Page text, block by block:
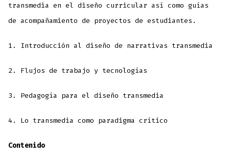
transmedia en el diseño curricular así como guías
de acompañamiento de proyectos de estudiantes.
1. Introducción al diseño de narrativas transmedia
2. Flujos de trabajo y tecnologías
3. Pedagogía para el diseño transmedia
4. Lo transmedia como paradigma crítico
Contenido